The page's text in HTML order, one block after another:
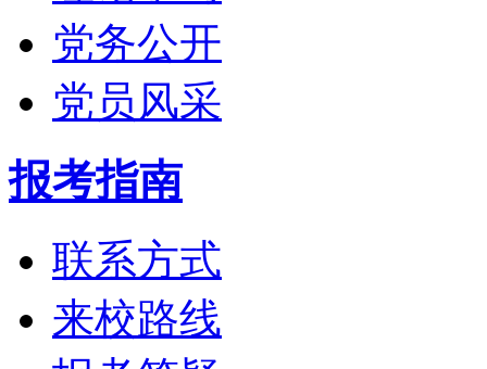
党务公开
党员风采
报考指南
联系方式
来校路线